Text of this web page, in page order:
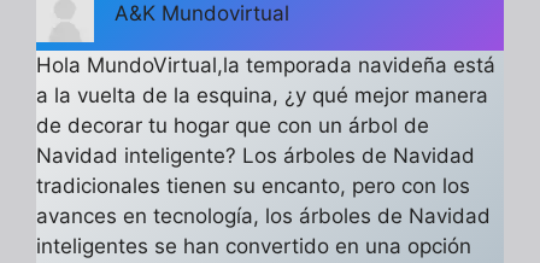
A&K Mundovirtual
Hola MundoVirtual,la temporada navideña está
a la vuelta de la esquina, ¿y qué mejor manera
de decorar tu hogar que con un árbol de
Navidad inteligente? Los árboles de Navidad
tradicionales tienen su encanto, pero con los
avances en tecnología, los árboles de Navidad
inteligentes se han convertido en una opción